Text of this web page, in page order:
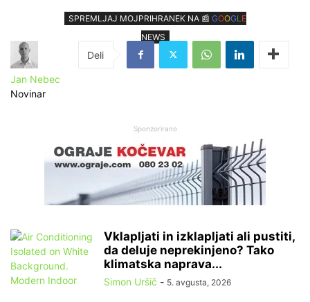
SPREMLJAJ MOJPRIHRANEK NA 📰 GOOGL E
NEWS
Jan Nebec
Novinar
Sponzorirano
Vklapljati in izklapljati ali pustiti,
da deluje neprekinjeno? Tako
klimatska naprava...
Simon Uršič - 5. avgusta, 2026